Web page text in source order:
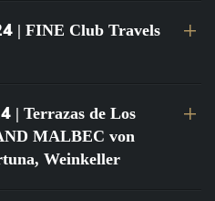
| FINE Club Travels
| Terrazas de Los
MALBEC von
Weinkeller